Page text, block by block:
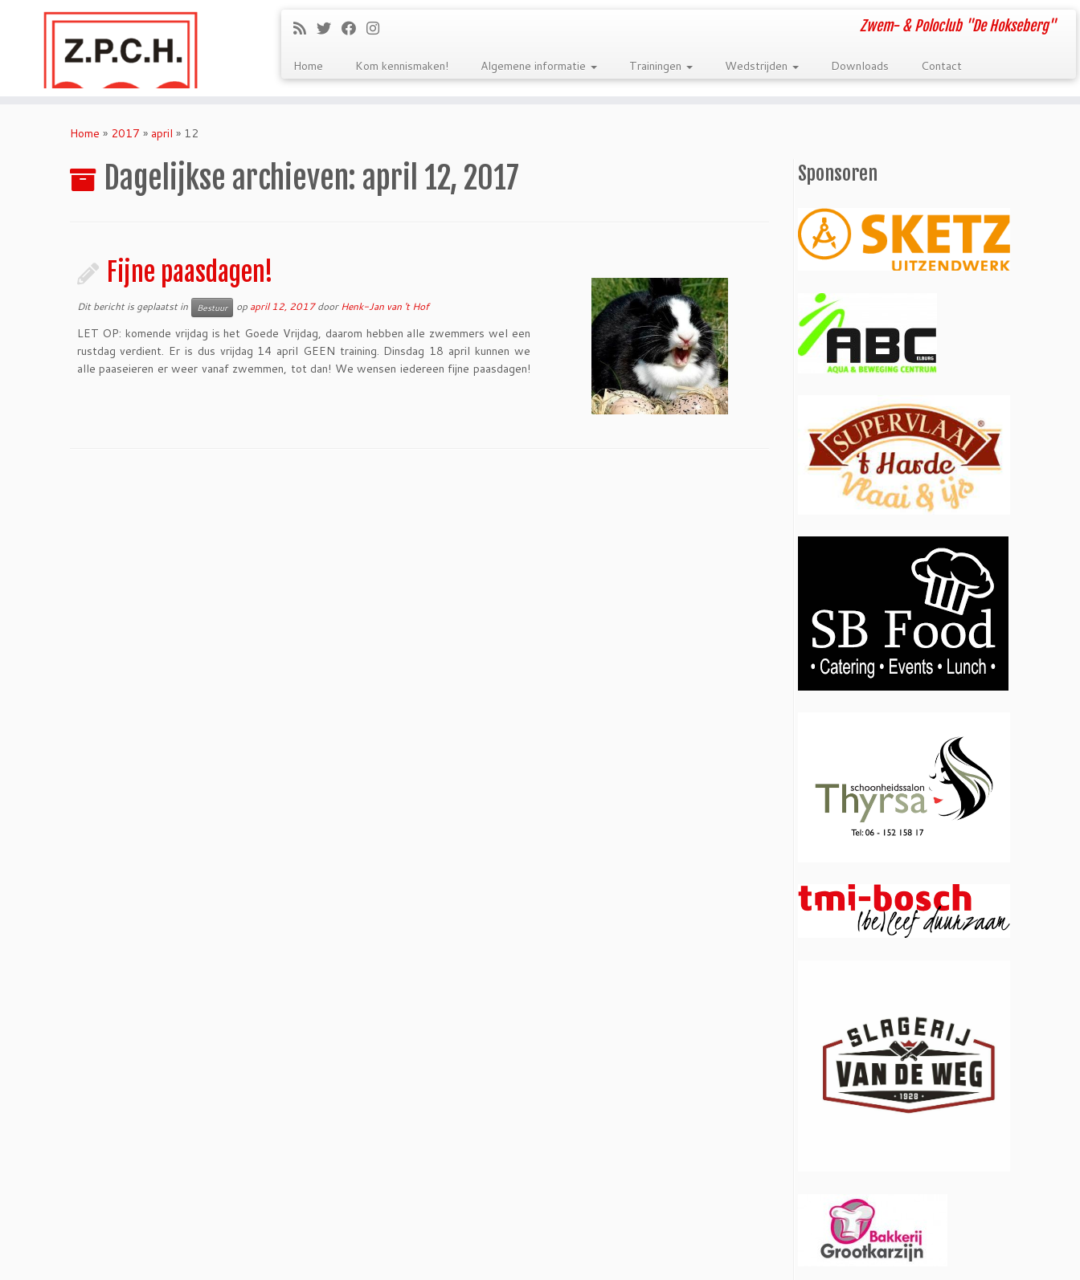
Zwem- & Poloclub "De Hokseberg"
Home Kom kennismaken! Algemene informatie Trainingen Wedstrijden Downloads Contact
Home » 2017 » april » 12
Dagelijkse archieven: april 12, 2017
Fijne paasdagen!
Dit bericht is geplaatst in Bestuur op april 12, 2017 doorHenk-Jan van 't Hof
LET OP: komende vrijdag is het Goede Vrijdag, daarom hebben alle zwemmers wel een
rustdag verdient. Er is dus vrijdag 14 april GEEN training. Dinsdag 18 april kunnen we
alle paaseieren er weer vanaf zwemmen, tot dan! We wensen iedereen fijne paasdagen!
Sponsoren